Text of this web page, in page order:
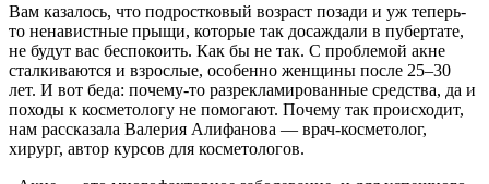
Вам казалось, что подростковый возраст позади и уж теперь-
то ненавистные прыщи, которые так досаждали в пубертате,
не будут вас беспокоить. Как бы не так. С проблемой акне
сталкиваются и взрослые, особенно женщины после 25–30
лет. И вот беда: почему-то разрекламированные средства, да и
походы к косметологу не помогают. Почему так происходит,
нам рассказала Валерия Алифанова — врач-косметолог,
хирург, автор курсов для косметологов.